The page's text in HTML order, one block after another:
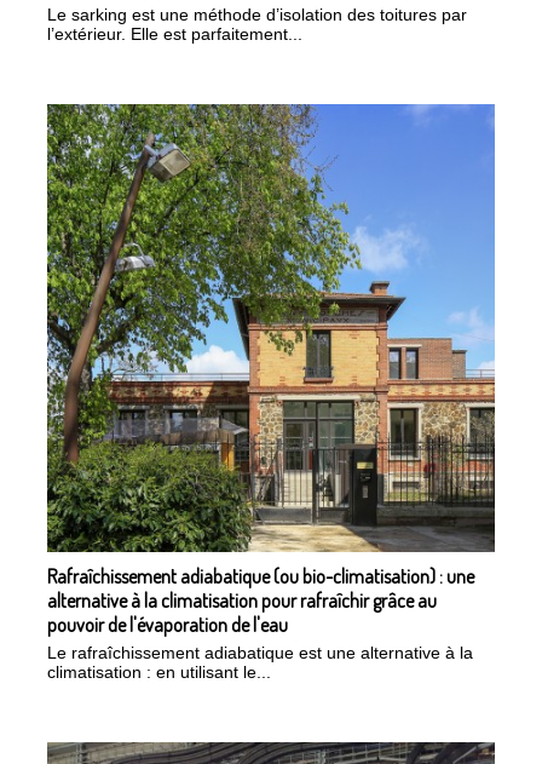
Le sarking est une méthode d’isolation des toitures par
l’extérieur. Elle est parfaitement...
Rafraîchissement adiabatique (ou bio-climatisation) : une
alternative à la climatisation pour rafraîchir grâce au
pouvoir de l'évaporation de l'eau
Le rafraîchissement adiabatique est une alternative à la
climatisation : en utilisant le...